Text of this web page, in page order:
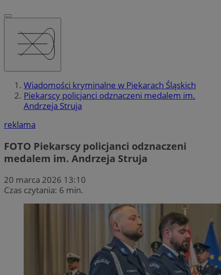
Wiadomości kryminalne w Piekarach Śląskich
Piekarscy policjanci odznaczeni medalem im.
Andrzeja Struja
reklama
FOTO Piekarscy policjanci odznaczeni
medalem im. Andrzeja Struja
20 marca 2026 13:10
Czas czytania: 6 min.